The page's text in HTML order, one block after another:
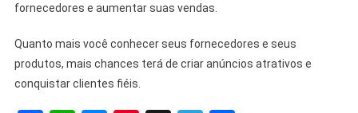
fornecedores e aumentar suas vendas.
Quanto mais você conhecer seus fornecedores e seus
produtos, mais chances terá de criar anúncios atrativos e
conquistar clientes fiéis.